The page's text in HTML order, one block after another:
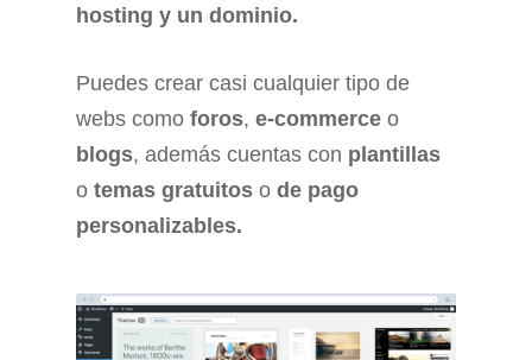
hosting y un dominio.
Puedes crear casi cualquier tipo de
webs como foros, e-commerce o
blogs, además cuentas con plantillas
o temas gratuitos o de pago
personalizables.